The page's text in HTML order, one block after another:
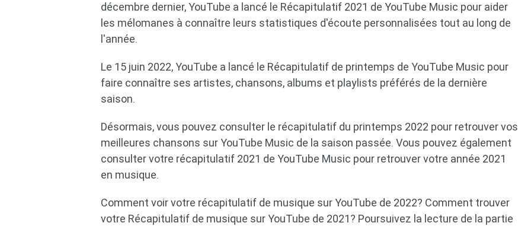
décembre dernier, YouTube a lancé le Récapitulatif 2021 de YouTube Music pour aider
les mélomanes à connaître leurs statistiques d'écoute personnalisées tout au long de
l'année.
Le 15 juin 2022, YouTube a lancé le Récapitulatif de printemps de YouTube Music pour
faire connaître ses artistes, chansons, albums et playlists préférés de la dernière
saison.
Désormais, vous pouvez consulter le récapitulatif du printemps 2022 pour retrouver vos
meilleures chansons sur YouTube Music de la saison passée. Vous pouvez également
consulter votre récapitulatif 2021 de YouTube Music pour retrouver votre année 2021
en musique.
Comment voir votre récapitulatif de musique sur YouTube de 2022? Comment trouver
votre Récapitulatif de musique sur YouTube de 2021? Poursuivez la lecture de la partie